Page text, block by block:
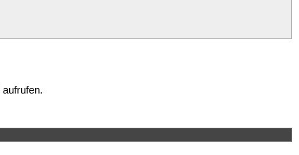
aufrufen.